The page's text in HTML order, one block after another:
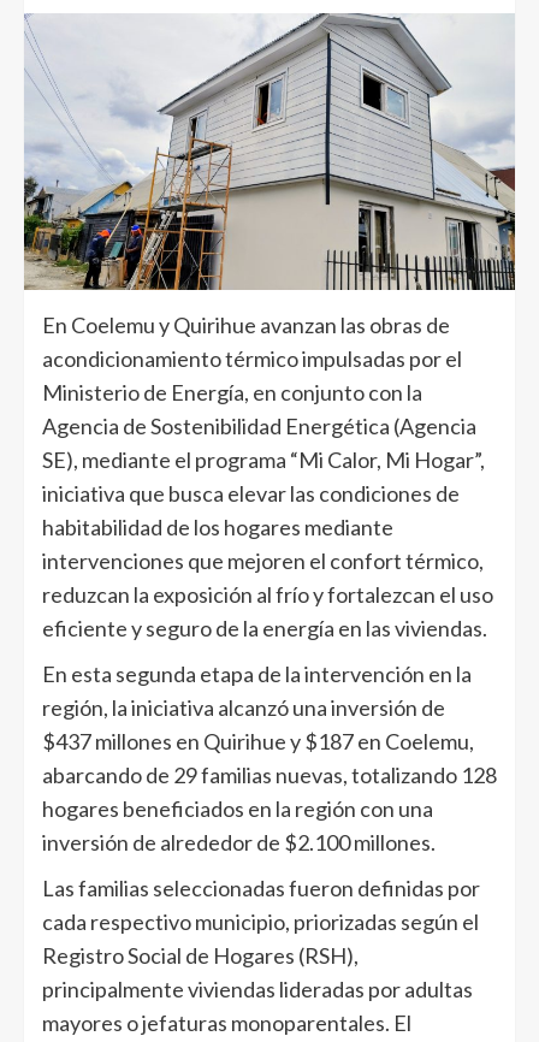
En Coelemu y Quirihue avanzan las obras de
acondicionamiento térmico impulsadas por el
Ministerio de Energía, en conjunto con la
Agencia de Sostenibilidad Energética (Agencia
SE), mediante el programa “Mi Calor, Mi Hogar”,
iniciativa que busca elevar las condiciones de
habitabilidad de los hogares mediante
intervenciones que mejoren el confort térmico,
reduzcan la exposición al frío y fortalezcan el uso
eficiente y seguro de la energía en las viviendas.
En esta segunda etapa de la intervención en la
región, la iniciativa alcanzó una inversión de
$437 millones en Quirihue y $187 en Coelemu,
abarcando de 29 familias nuevas, totalizando 128
hogares beneficiados en la región con una
inversión de alrededor de $2.100 millones.
Las familias seleccionadas fueron definidas por
cada respectivo municipio, priorizadas según el
Registro Social de Hogares (RSH),
principalmente viviendas lideradas por adultas
mayores o jefaturas monoparentales. El